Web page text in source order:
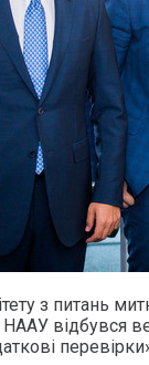
з питань
відбувся